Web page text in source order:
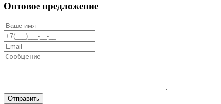
Оптовое предложение
Отправить